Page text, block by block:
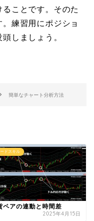
ことです。そのた
練習用にポジショ
しましょう。
簡単なチャート分析方法
ードスキル
ペアの連動と時間差
2025年4月15日